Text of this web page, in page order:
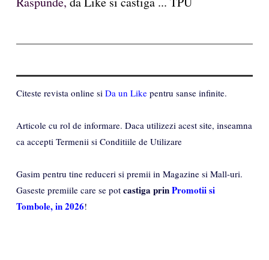
Citeste revista online si Da un Like pentru sanse infinite.
Articole cu rol de informare. Daca utilizezi acest site, inseamna
ca accepti Termenii si Conditiile de Utilizare
Gasim pentru tine reduceri si premii in Magazine si Mall-uri.
Gaseste premiile care se pot castiga prinPromotii si
Tombole, in 2026!